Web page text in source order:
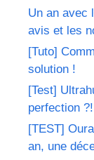
Un an avec
avis et les
[Tuto]
solution !
[Test]
perfection ?!
[TEST]
an, une